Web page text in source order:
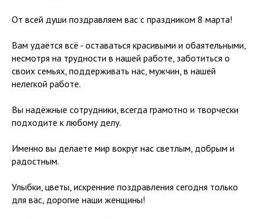
От всей души поздравляем вас с праздником 8 марта!
Вам удаётся всё - оставаться красивыми и обаятельными,
несмотря на трудности в нашей работе, заботиться о
своих семьях, поддерживать нас, мужчин, в нашей
нелегкой работе.
Вы надёжные сотрудники, всегда грамотно и творчески
подходите к любому делу.
Именно вы делаете мир вокруг нас светлым, добрым и
радостным.
Улыбки, цветы, искренние поздравления сегодня только
для вас, дорогие наши женщины!